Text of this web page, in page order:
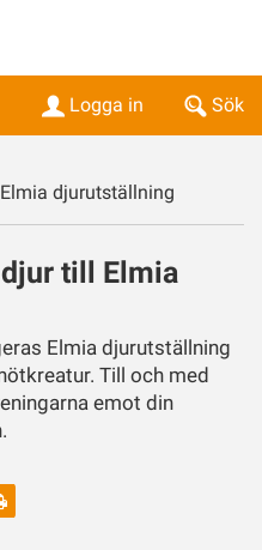
Sök
Logga in
djurutställning
till Elmia
Elmia djurutställning
Till och med
emot din
Skriv